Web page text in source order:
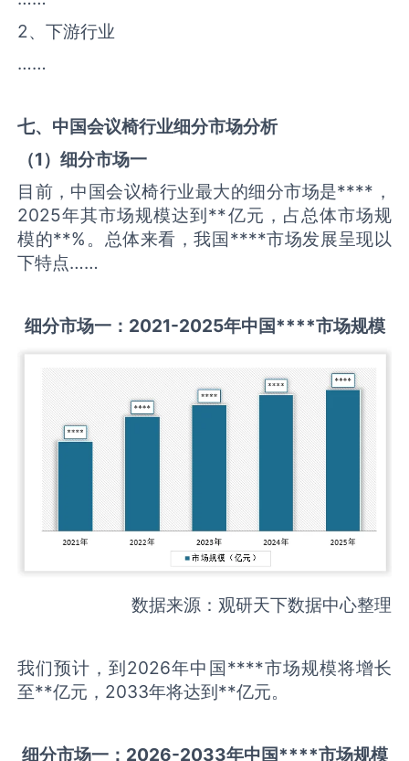
2、下游行业
……
七、中国会议椅行业细分市场分析
（1）细分市场一
目前，中国会议椅行业最大的细分市场是****，
2025年其市场规模达到**亿元，占总体市场规
模的**%。总体来看，我国****市场发展呈现以
下特点……
细分市场一： 2021-2025年中国****市场规模
数据来源：观研天下数据中心整理
我们预计，到2026年中国****市场规模将增长
至**亿元，2033年将达到**亿元。
细分市场一： 2026-2033年中国****市场规模